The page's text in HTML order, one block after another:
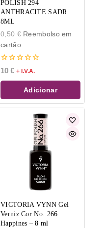
POLISH 294
ANTHRACITE SADR
8ML
0,50 €Reembolso em
cartão
0
de
5
10 € + I.V.A.
Adicionar
VICTORIA VYNN Gel
Verniz Cor No. 266
Happines – 8 ml